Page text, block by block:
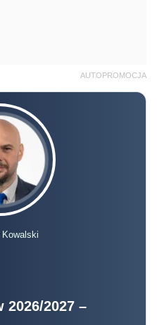
AUTOPROMOCJA
Kowalski
2026/2027 –